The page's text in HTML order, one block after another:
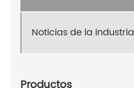
Noticias de la industria